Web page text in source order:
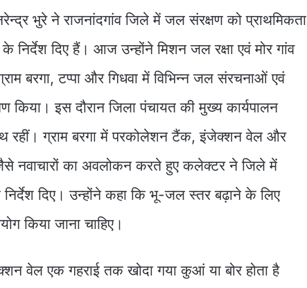
भुरे ने राजनांदगांव जिले में जल संरक्षण को प्राथमिकता
निर्देश दिए हैं। आज उन्होंने मिशन जल रक्षा एवं मोर गांव
बरगा, टप्पा और गिधवा में विभिन्न जल संरचनाओं एवं
किया। इस दौरान जिला पंचायत की मुख्य कार्यपालन
रहीं। ग्राम बरगा में परकोलेशन टैंक, इंजेक्शन वेल और
जैसे नवाचारों का अवलोकन करते हुए कलेक्टर ने जिले में
दिए। उन्होंने कहा कि भू-जल स्तर बढ़ाने के लिए
किया जाना चाहिए।
वेल एक गहराई तक खोदा गया कुआं या बोर होता है